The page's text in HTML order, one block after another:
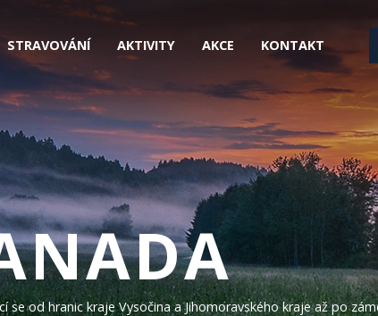
STRAVOVÁNÍ AKTIVITY AKCE KONTAKT
od hranic kraje Vysočina a Jihomoravského kraje až po